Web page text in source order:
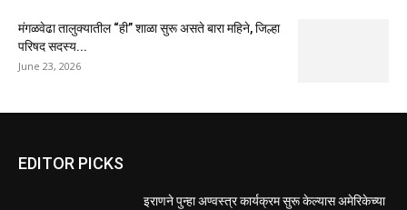
मंगळवेढा तालुक्यातील “ही” शाळा सुरू असते बारा महिने, जिल्हा
परिषद सदस्य...
June 23, 2026
EDITOR PICKS
इराणने पुन्हा अण्वस्त्र कार्यक्रम सुरू केल्यास अमेरिकेच्या